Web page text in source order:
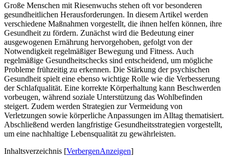
Große Menschen mit Riesenwuchs stehen oft vor besonderen
gesundheitlichen Herausforderungen. In diesem Artikel werden
verschiedene Maßnahmen vorgestellt, die ihnen helfen können, ihre
Gesundheit zu fördern. Zunächst wird die Bedeutung einer
ausgewogenen Ernährung hervorgehoben, gefolgt von der
Notwendigkeit regelmäßiger Bewegung und Fitness. Auch
regelmäßige Gesundheitschecks sind entscheidend, um mögliche
Probleme frühzeitig zu erkennen. Die Stärkung der psychischen
Gesundheit spielt eine ebenso wichtige Rolle wie die Verbesserung
der Schlafqualität. Eine korrekte Körperhaltung kann Beschwerden
vorbeugen, während soziale Unterstützung das Wohlbefinden
steigert. Zudem werden Strategien zur Vermeidung von
Verletzungen sowie körperliche Anpassungen im Alltag thematisiert.
Abschließend werden langfristige Gesundheitsstrategien vorgestellt,
um eine nachhaltige Lebensqualität zu gewährleisten.
Inhaltsverzeichnis [VerbergenAnzeigen]